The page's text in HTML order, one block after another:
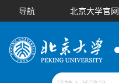
导航 北京大学官网